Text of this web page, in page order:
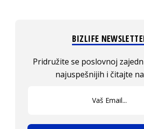
BIZLIFE
Pridružite se poslovnoj
najuspešnijih i čitajte